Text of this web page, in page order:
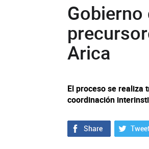
Arica
El proceso se realiza
coordinación